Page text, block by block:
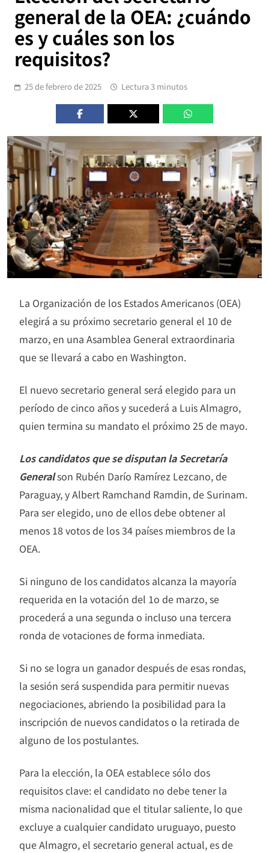
general de la OEA: ¿cuándo
es y cuáles son los
requisitos?
25 de febrero de 2025 Lectura 3 minutos
La Organización de los Estados Americanos (OEA)
elegirá a su próximo secretario general el 10 de
marzo, en una Asamblea General extraordinaria
que se llevará a cabo en Washington.
El nuevo secretario general será elegido para un
período de cinco años y sucederá a Luis Almagro,
quien termina su mandato el próximo 25 de mayo.
Los candidatos que se disputan la Secretaría
Generalson Rubén Darío Ramírez Lezcano, de
Paraguay, y Albert Ramchand Ramdin, de Surinam.
Para ser elegido, uno de ellos debe obtener al
menos 18 votos de los 34 países miembros de la
OEA.
Si ninguno de los candidatos alcanza la mayoría
requerida en la votación del 1o de marzo, se
procederá a una segunda o incluso una tercera
ronda de votaciones de forma inmediata.
Si no se logra un ganador después de esas rondas,
la sesión será suspendida para permitir nuevas
negociaciones, abriendo la posibilidad para la
inscripción de nuevos candidatos o la retirada de
alguno de los postulantes.
Para la elección, la OEA establece sólo dos
requisitos clave: el candidato no debe tener la
misma nacionalidad que el titular saliente, lo que
excluye a cualquier candidato uruguayo, puesto
que Almagro, el secretario general actual, es de